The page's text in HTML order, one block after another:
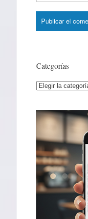
Categorías
Categorías